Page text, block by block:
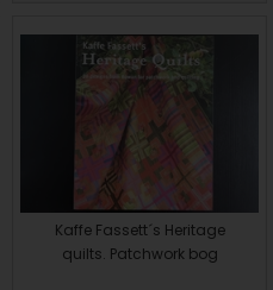
Kaffe Fassett´s Heritage
quilts. Patchwork bog